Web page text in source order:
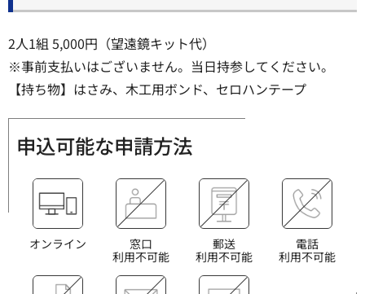
2人1組 5,000円（望遠鏡キット代）
※事前支払いはございません。当日持参してください。
【持ち物】はさみ、木工用ボンド、セロハンテープ
申込可能な申請方法
オンライン
窓口
利用不可能
郵送
利用不可能
電話
利用不可能